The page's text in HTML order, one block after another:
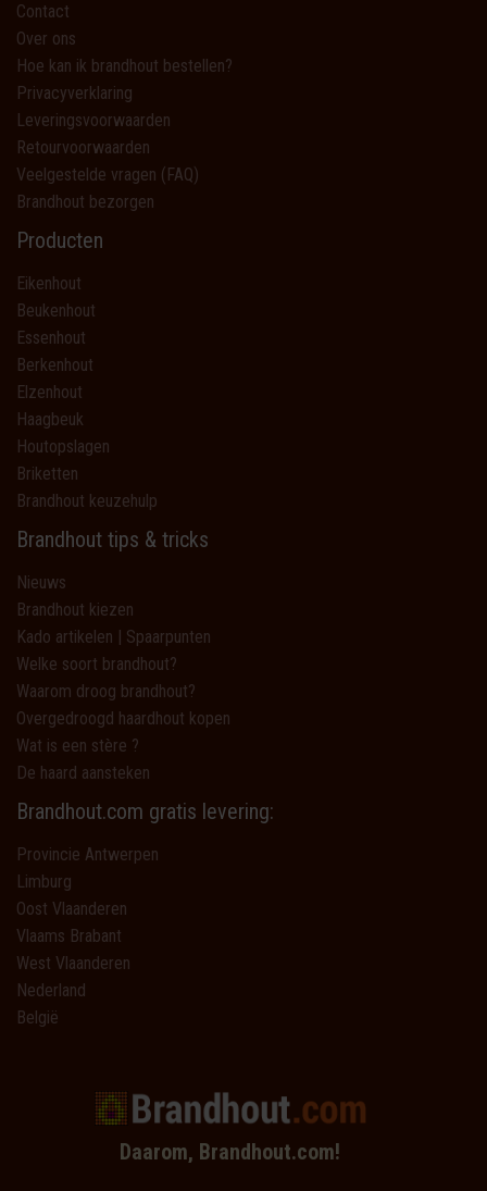
Contact
Over ons
Hoe kan ik brandhout bestellen?
Privacyverklaring
Leveringsvoorwaarden
Retourvoorwaarden
Veelgestelde vragen (FAQ)
Brandhout bezorgen
Producten
Eikenhout
Beukenhout
Essenhout
Berkenhout
Elzenhout
Haagbeuk
Houtopslagen
Briketten
Brandhout keuzehulp
Brandhout tips & tricks
Nieuws
Brandhout kiezen
Kado artikelen | Spaarpunten
Welke soort brandhout?
Waarom droog brandhout?
Overgedroogd haardhout kopen
Wat is een stère ?
De haard aansteken
Brandhout.com gratis levering:
Provincie Antwerpen
Limburg
Oost Vlaanderen
Vlaams Brabant
West Vlaanderen
Nederland
België
Daarom, Brandhout.com!